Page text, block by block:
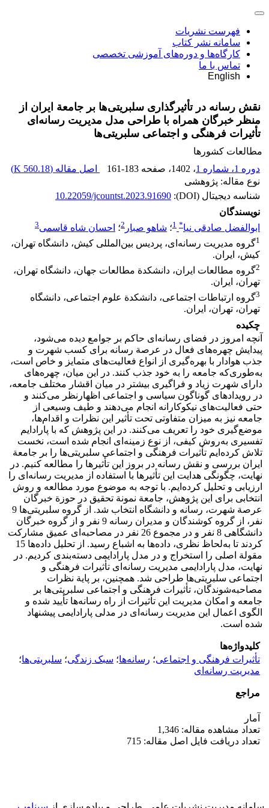
فهرست نشریات
سامانه نشر کتاب
کارگاه‌ها و دوره‌های آموزشی تخصصی
تماس با ما
English
نقش رسانه در تأثیرگذاری سلبریتی‌ها بر جامعة ایران از
منظر خبرگان همراه با طراحی مدل مدیریت رسانه‌ای
تأثیرات فرهنگی و اجتماعی سلبریتی‌ها
مطالعات کشورها
دوره 1، شماره 1
، 1402 ، صفحه 161-183 اصل مقاله (560.18 K
)
نوع مقاله: پژوهشی
شناسه دیجیتال (DOI):
10.22059/jcountst.2023.91690
نویسندگان
ابوالفضل صادقی نیا*
1؛ شاهو صبار 2؛ احسان شاه قاسمی3
1گروه مدیریت رسانه‌ای، پردیس بین‌المللی کیش، دانشگاه تهران،
کیش، ایران.
2گروه مطالعات ایران، دانشکدة مطالعات جهان، دانشگاه تهران،
تهران، ایران.
3گروه ارتباطات اجتماعی، دانشکدة علوم اجتماعی، دانشگاه
تهران، تهران، ایران.
چکیده
آنچه امروز در فضای رسانه‌ای حاکم بر جوامع دیده می‌شود،
پیدایش چهره‌های فعال در عرصة رسانه برای کسب شهرت و
جذب هوادار با بهره‌گیری از انواع فعالیت‌های متمایز و خاص است،
به‌طوری‌که جامعه را به خود جذب کنند. در این میان، چهره‌های
دارای شهرت زیاد و فراگیری بیشتر در میان اقشار مختلف جامعه،
در رویدادهای گوناگون سیاسی و اجتماعی اظهارنظر می‌کنند و
حتی فعالیت‌های نیکوکارانه انجام می‌دهند و طیف وسیعی از
جامعه نیز به میزان متفاوتی تحت تأثیر این نظرات و اقدام‌ها،
موضع‌گیری خود را تعریف می‌کنند. در این پژوهش که با پارادایم
تفسیری به‌روش کیفی، از نوع زمینه‌ای انجام شده است، نخست
تلاش کرده‌ایم تأثیرات فرهنگی و اجتماعی سلبریتی‌ها را بر جامعة
ایران بررسی و نقش رسانه در بروز این تأثیرها را مطالعه کنیم. در
نهایت، چگونگی هدایت این تأثیرها با استفاده از مدیریت رسانه‌ای را
ارزیابی و تحلیل کرده‌ایم. با توجه به موضوع مورد مطالعه و روش
انتخابی برای این پژوهش، جامعة نمونة تحقیق در حوزة خبرگان
عرصة شهرت، رسانه و دانشگاه انتخاب شد. از گروه سلبریتی‌ها 9
نفر، از گروه کوشندگان و مدیران رسانه 9 نفر و از گروه خبرگان
دانشگاهی 8 نفر و در مجموع 26 نفر در مصاحبه‌ای عمیق مشارکت
کردند تا به‌لحاظ نظری، داده‌ها به اشباع رسید. از تحلیل داده‌ها 15
مقولة اصلی را استخراج و در مدل پارادایمی دسته‌بندی کردیم. در
نهایت، مدل پارادایمی مدیریت رسانه‌ای تأثیرات فرهنگی و
اجتماعی سلبریتی‌ها طراحی شد. همچنین، بر پایة نظرات
مصاحبه‌شوندگان، تأثیرات فرهنگی و اجتماعی سلبریتی‌ها بر
جامعه و امکان مدیریت این تأثیرات از راه رسانه‌ها تأیید شده و
الگوی اعمال این مدیریت رسانه‌ای در مدلی پارادایمی پیشنهاد
شده است.
کلیدواژه‌ها
تأثیرات فرهنگی و اجتماعی؛ رسانه‌ها؛ سبک زندگی؛ سلبریتی‌ها؛
مدیریت رسانه‌ای
مراجع
آمار
تعداد مشاهده مقاله: 1,346
تعداد دریافت فایل اصل مقاله: 715